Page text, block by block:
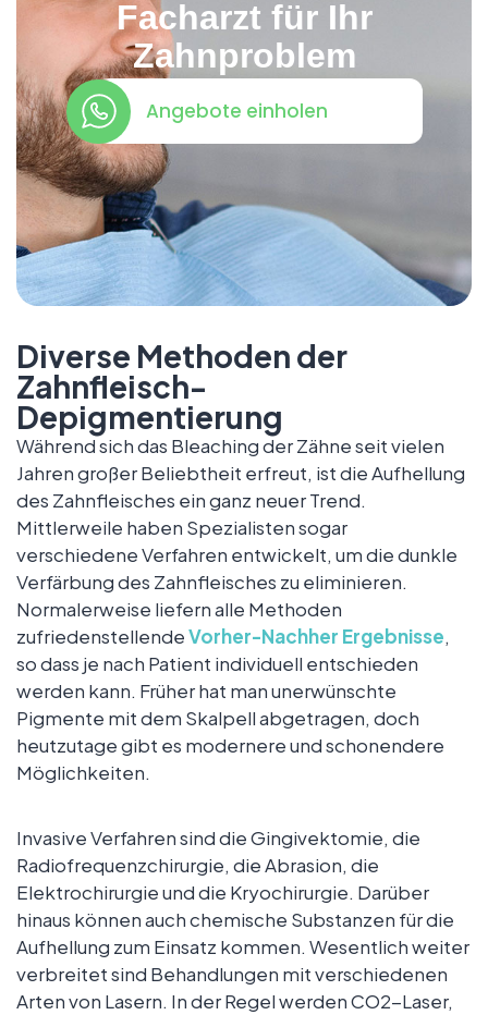
Facharzt für Ihr
Zahnproblem
Angebote einholen
Diverse Methoden der
Zahnfleisch-
Depigmentierung
Während sich das Bleaching der Zähne seit vielen
Jahren großer Beliebtheit erfreut, ist die Aufhellung
des Zahnfleisches ein ganz neuer Trend.
Mittlerweile haben Spezialisten sogar
verschiedene Verfahren entwickelt, um die dunkle
Verfärbung des Zahnfleisches zu eliminieren.
Normalerweise liefern alle Methoden
zufriedenstellendeVorher-Nachher Ergebnisse,
so dass je nach Patient individuell entschieden
werden kann. Früher hat man unerwünschte
Pigmente mit dem Skalpell abgetragen, doch
heutzutage gibt es modernere und schonendere
Möglichkeiten.
Invasive Verfahren sind die Gingivektomie, die
Radiofrequenzchirurgie, die Abrasion, die
Elektrochirurgie und die Kryochirurgie. Darüber
hinaus können auch chemische Substanzen für die
Aufhellung zum Einsatz kommen. Wesentlich weiter
verbreitet sind Behandlungen mit verschiedenen
Arten von Lasern. In der Regel werden CO2-Laser,